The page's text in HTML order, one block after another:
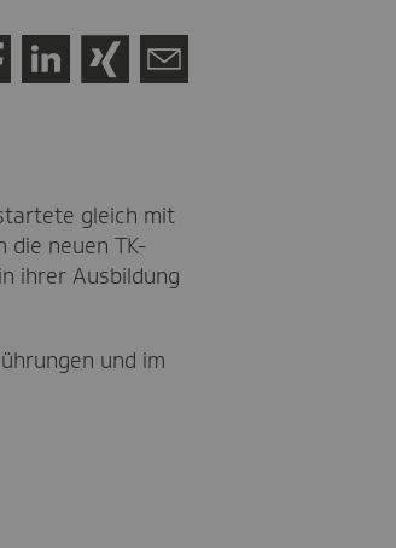
gleich mit
die neuen TK-
ihrer Ausbildung
und im